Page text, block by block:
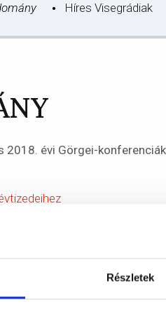
Részletek
Híres Visegrádiak
2018. évi Görgei-konferenciák